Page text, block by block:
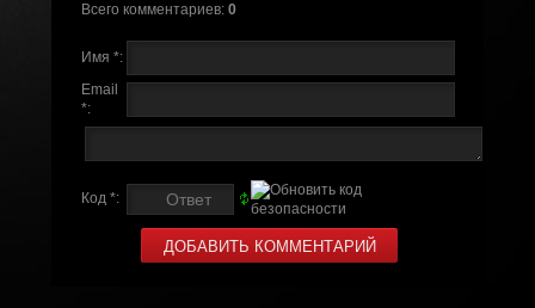
Всего комментариев: 0
Имя *:
Email
*:
Код *: